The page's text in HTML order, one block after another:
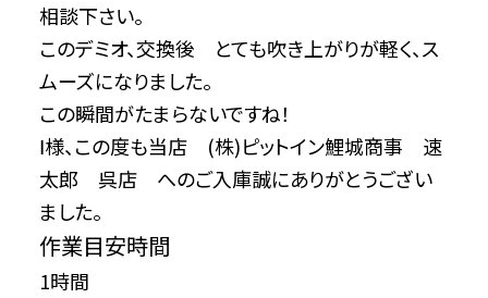
相談下さい。
このデミオ、交換後 とても吹き上がりが軽く、ス
ムーズになりました。
この瞬間がたまらないですね！
Ⅰ様、この度も当店 (株)ピットイン鯉城商事 速
太郎 呉店 へのご入庫誠にありがとうござい
ました。
作業目安時間
1時間